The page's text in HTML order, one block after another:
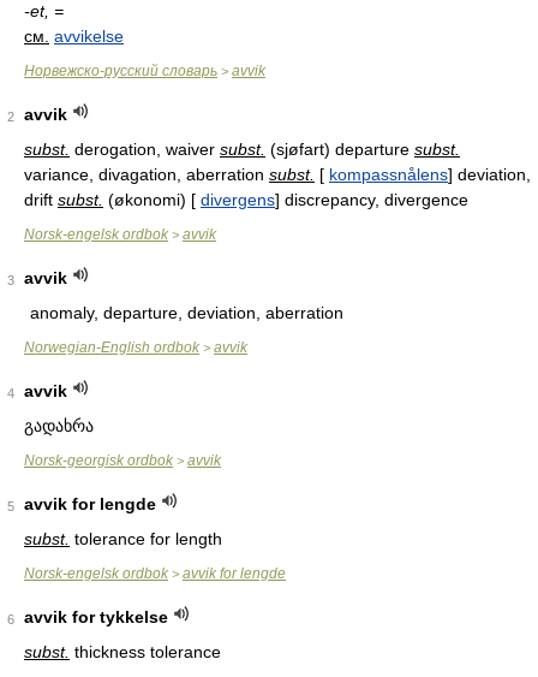
-et, =
см. avvikelse
Норвежско-русский словарь > avvik
2
avvik
subst. derogation, waiver subst. (sjøfart) departure subst.
variance, divagation, aberration subst. [ kompassnålens] deviation,
drift subst. (økonomi) [ divergens] discrepancy, divergence
Norsk-engelsk ordbok > avvik
3
avvik
anomaly, departure, deviation, aberration
Norwegian-English ordbok > avvik
4
avvik
გადახრა
Norsk-georgisk ordbok > avvik
5
avvik for lengde
subst. tolerance for length
Norsk-engelsk ordbok > avvik for lengde
6
avvik for tykkelse
subst. thickness tolerance